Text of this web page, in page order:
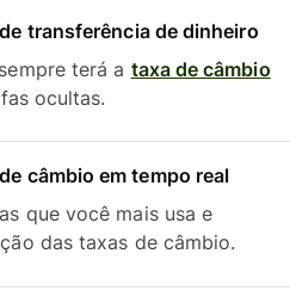
transferência de dinheiro
terá a taxa de câmbio
ocultas.
câmbio em tempo real
que você mais usa e
das taxas de câmbio.